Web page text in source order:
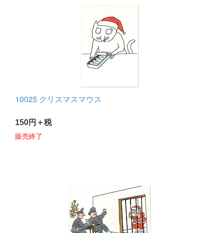
10025 クリスマスマウス
150円＋税
販売終了